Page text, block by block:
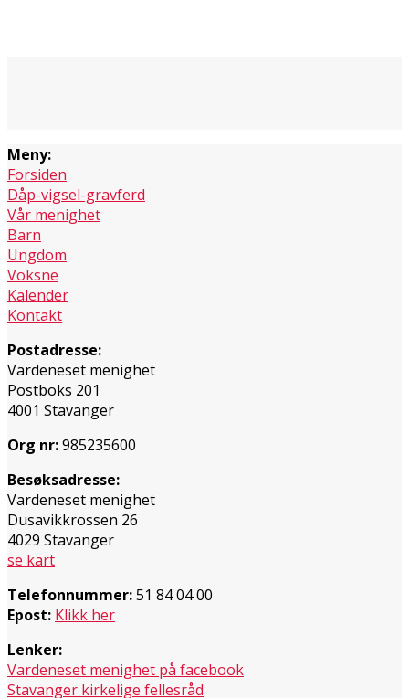
Meny:
Forsiden
Dåp-vigsel-gravferd
Vår menighet
Barn
Ungdom
Voksne
Kalender
Kontakt
Postadresse:
Vardeneset menighet
Postboks 201
4001 Stavanger
Org nr:985235600
Besøksadresse:
Vardeneset menighet
Dusavikkrossen 26
4029 Stavanger
se kart
Telefonnummer:51 84 04 00
Epost: Klikk her
Lenker:
Vardeneset menighet på facebook
Stavanger kirkelige fellesråd